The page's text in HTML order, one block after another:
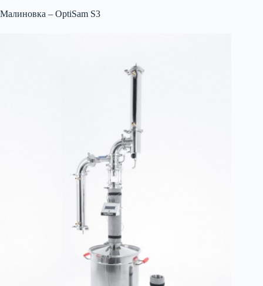
Малиновка – OptiSam S3